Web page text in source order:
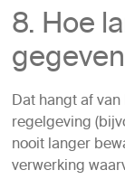
8. Hoe
Dat hangt af
regelgeving
nooit langer
verwerking